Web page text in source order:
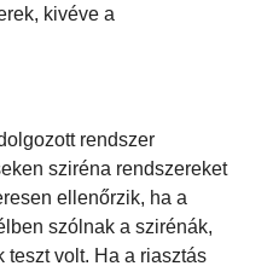
kivéve a
rendszer
sziréna rendszereket
ellenőrzik, ha a
szólnak a szirénák,
teszt volt. Ha a riasztás